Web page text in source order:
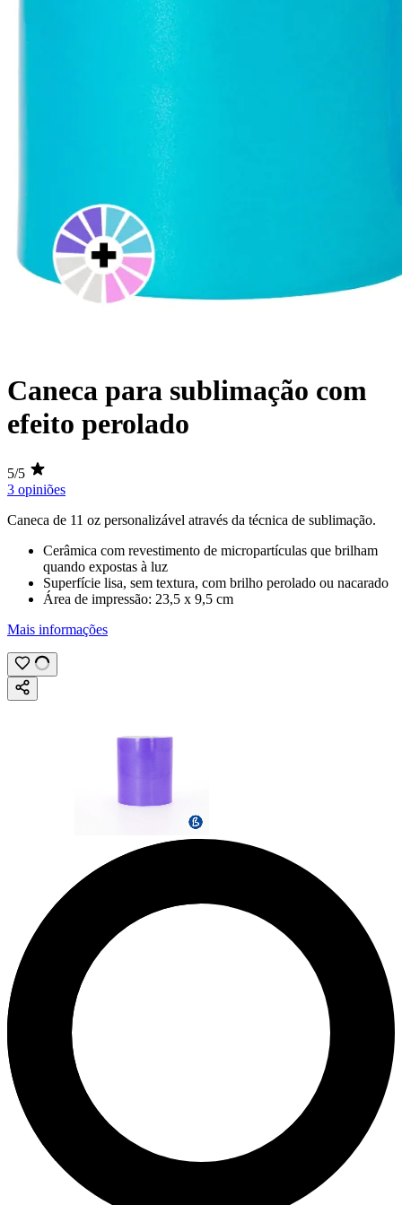
Caneca para sublimação com
efeito perolado
5/5
3 opiniões
Caneca de 11 oz personalizável através da técnica de sublimação.
Cerâmica com revestimento de micropartículas que brilham
quando expostas à luz
Superfície lisa, sem textura, com brilho perolado ou nacarado
Área de impressão: 23,5 x 9,5 cm
Mais informações